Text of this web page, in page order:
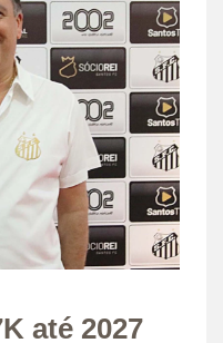
até 2027